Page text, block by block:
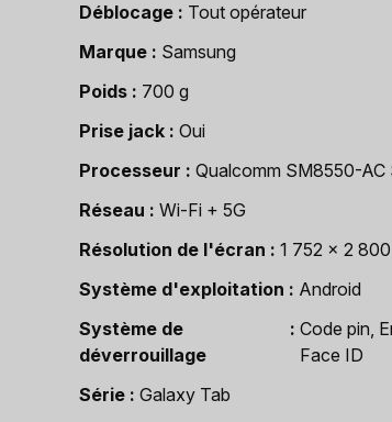
Déblocage
Tout opérateur
Marque
Samsung
Poids
700 g
Prise jack
Oui
Processeur
Qualcomm SM8550-AC
Réseau
Wi-Fi + 5G
Résolution de l'écran
1 752 x 2
Système d'exploitation
Android
Système de
déverrouillage
Code pin,
Face ID
Série
Galaxy Tab